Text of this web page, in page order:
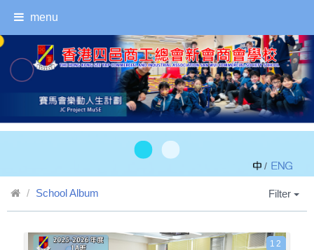
menu
/
School Album Filter
12